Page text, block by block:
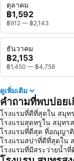
ตุลาคม
฿1,592
฿912 — ฿2,143
ธันวาคม
฿2,153
฿1,450 — ฿4,758
ดูเพิ่มเติม
คำถามที่พบบ่อย
โรงแรมที่ดีที่สุดใน สมุท
โรงแรมสุดหรูใน สมุทร
โรงแรมที่ดีสุด ที่อณุญาติ
โรงแรมสปาที่ดีที่สุดใน
โรงแรมที่มีสระว่ายน้ำ